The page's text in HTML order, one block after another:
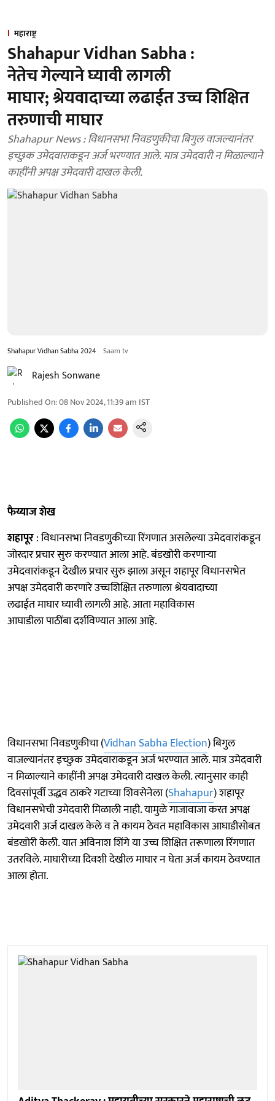
महाराष्ट्र
Shahapur Vidhan Sabha :
नेतेच गेल्याने घ्यावी लागली
माघार; श्रेयवादाच्या लढाईत उच्च शिक्षित
तरुणाची माघार
Shahapur News : विधानसभा निवडणुकीचा बिगुल वाजल्यानंतर
इच्छुक उमेदवाराकडून अर्ज भरण्यात आले. मात्र उमेदवारी न मिळाल्याने
काहींनी अपक्ष उमेदवारी दाखल केली.
Shahapur Vidhan Sabha 2024 Saam tv
Rajesh Sonwane
Published On:08 Nov 2024, 11:39 am IST
फैय्याज शेख
शहापूर: विधानसभा निवडणुकीच्या रिंगणात असलेल्या उमेदवारांकडून
जोरदार प्रचार सुरु करण्यात आला आहे. बंडखोरी करणाऱ्या
उमेदवारांकडून देखील प्रचार सुरु झाला असून शहापूर विधानसभेत
अपक्ष उमेदवारी करणारे उच्चशिक्षित तरुणाला श्रेयवादाच्या
लढाईत माघार घ्यावी लागली आहे. आता महाविकास
आघाडीला पाठींबा दर्शविण्यात आला आहे.
विधानसभा निवडणुकीचा (Vidhan Sabha Election) बिगुल
वाजल्यानंतर इच्छुक उमेदवाराकडून अर्ज भरण्यात आले. मात्र उमेदवारी
न मिळाल्याने काहींनी अपक्ष उमेदवारी दाखल केली. त्यानुसार काही
दिवसांपूर्वी उद्धव ठाकरे गटाच्या शिवसेनेला (Shahapur) शहापूर
विधानसभेची उमेदवारी मिळाली नाही. यामुळे गाजावाजा करत अपक्ष
उमेदवारी अर्ज दाखल केले व ते कायम ठेवत महाविकास आघाडीसोबत
बंडखोरी केली. यात अविनाश शिंगे या उच्च शिक्षित तरूणाला रिंगणात
उतरविले. माघारीच्या दिवशी देखील माघार न घेता अर्ज कायम ठेवण्यात
आला होता.